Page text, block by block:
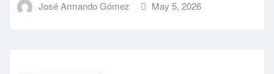
José Armando Gómez May 5, 2026